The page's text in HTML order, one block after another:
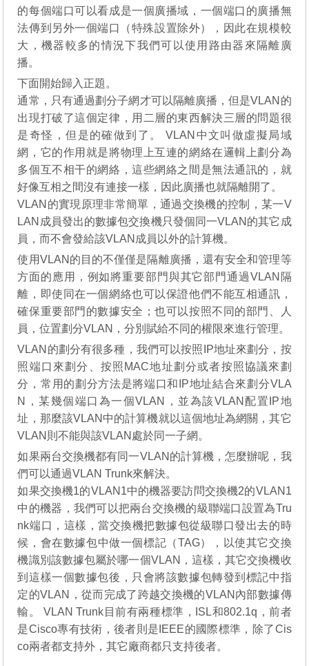
的每個端口可以看成是一個廣播域，一個端口的廣播無
法傳到另外一個端口（特殊設置除外）​​，因此在規模較
大，機器較多的情況下我們可以使用路由器來隔離廣
播。
下面開始歸入正題。
通常，只有通過劃分子網才可以隔離廣播，但是VLAN的
出現打破了這個定律，用二層的東西解決三層的問題很
是奇怪，但是的確做到了。 VLAN中文叫做虛擬局域
網，它的作用就是將物理上互連的網絡在邏輯上劃分為
多個互不相干的網絡，這些網絡之間是無法通訊的，就
好像互相之間沒有連接一樣，因此廣播也就隔離開了。
VLAN的實現原理非常簡單，通過交換機的控制，某一V
LAN成員發出的數據包交換機只發個同一VLAN的其它成
員，而不會發給該VLAN成員以外的計算機。
使用VLAN的目的不僅僅是隔離廣播，還有安全和管理等
方面的應用，例如將重要部門與其它部門通過VLAN隔
離，即使同在一個網絡也可以保證他們不能互相通訊，
確保重要部門的數據安全；也可以按照不同的部門、人
員，位置劃分VLAN，分別賦給不同的權限來進行管理。
VLAN的劃分有很多種，我們可以按照IP地址來劃分，按
照端口來劃分、按照MAC地址劃分或者按照協議來劃
分，常用的劃分方法是將端口和IP地址結合來劃分VLA
N，某幾個端口為一個VLAN，並為該VLAN配置IP地
址，那麼該VLAN中的計算機就以這個地址為網關，其它
VLAN則不能與該VLAN處於同一子網。
如果兩台交換機都有同一VLAN的計算機，怎麼辦呢，我
們可以通過VLAN Trunk來解決。
如果交換機1的VLAN1中的機器要訪問交換機2的VLAN1
中的機器，我們可以把兩台交換機的級聯端口設置為Tru
nk端口，這樣，當交換機把數據包從級聯口發出去的時
候，會在數據包中做一個標記（TAG），以使其它交換
機識別該數據包屬於哪一個VLAN，這樣，其它交換機收
到這樣一個數據包後，只會將該數據包轉發到標記中指
定的VLAN，從而完成了跨越交換機的VLAN內部數據傳
輸。 VLAN Trunk目前有兩種標準，ISL和802.1q，前者
是Cisco專有技術，後者則是IEEE的國際標準，除了Cis
co兩者都支持外，其它廠商都只支持後者。